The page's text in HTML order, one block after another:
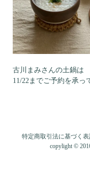
古川まみさんの土鍋は
11/22までご予約を承っ
特定商取引法に基づく
copylight ©